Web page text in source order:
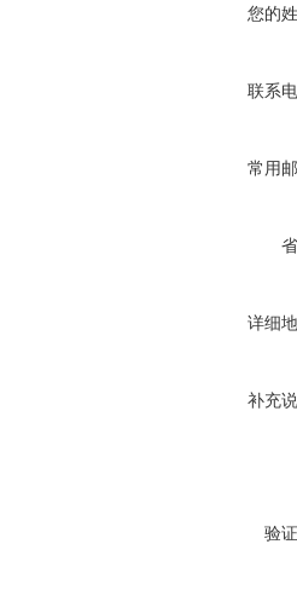
您的
联系
常用
详细
补充
验